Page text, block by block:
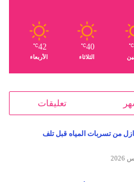
℃
40
℃
الثلاثاء
42
℃
الأربعاء
تعليقات
من تسربات المياه قبل تلف